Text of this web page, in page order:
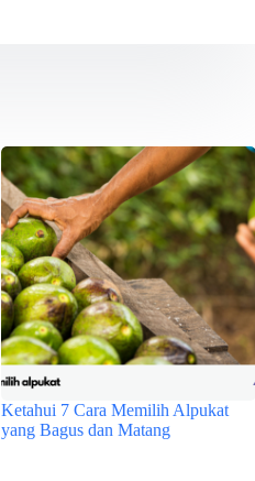
Ketahui 7 Cara Memilih Alpukat
yang Bagus dan Matang